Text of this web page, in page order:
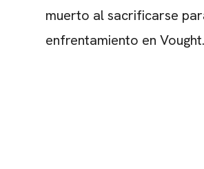
muerto al sacrificarse
enfrentamiento en Vought.